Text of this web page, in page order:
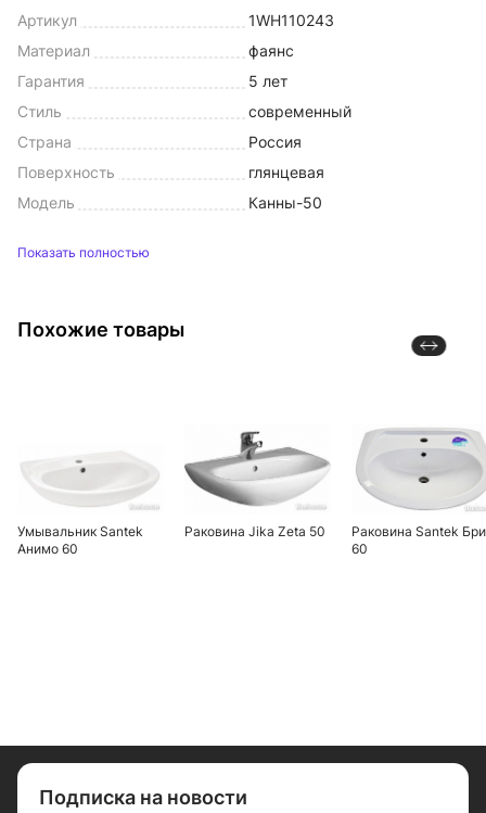
Артикул
1WH110243
Материал
фаянс
Гарантия
5 лет
Стиль
современный
Страна
Россия
Поверхность
глянцевая
Модель
Канны-50
Показать полностью
Похожие товары
Умывальник Santek
Анимо 60
Раковина Jika Zeta 50
Раковина Santek
60
Подписка на новости